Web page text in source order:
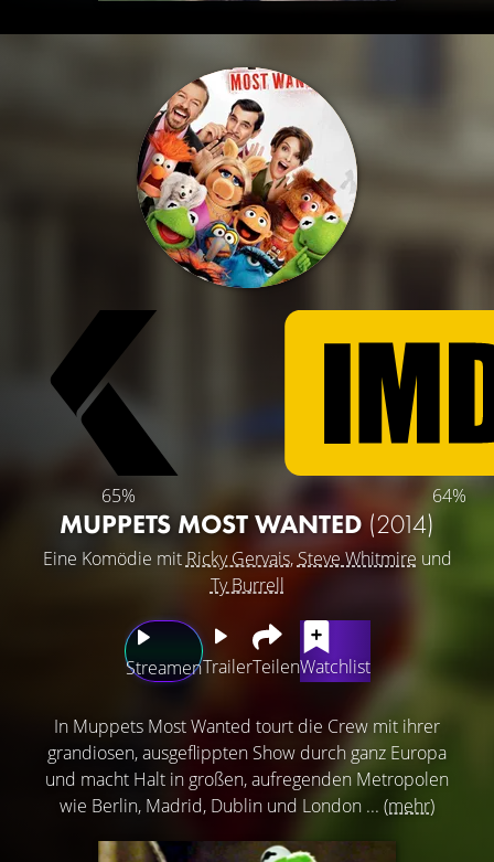
65% 64%
MUPPETS MOST WANTED (2014)
Eine Komödie mit Ricky Gervais,Steve Whitmire und
Ty Burrell
StreamenTrailerTeilenWatchlist
In Muppets Most Wanted tourt die Crew mit ihrer
grandiosen, ausgeflippten Show durch ganz Europa
und macht Halt in großen, aufregenden Metropolen
wie Berlin, Madrid, Dublin und London ... (mehr)